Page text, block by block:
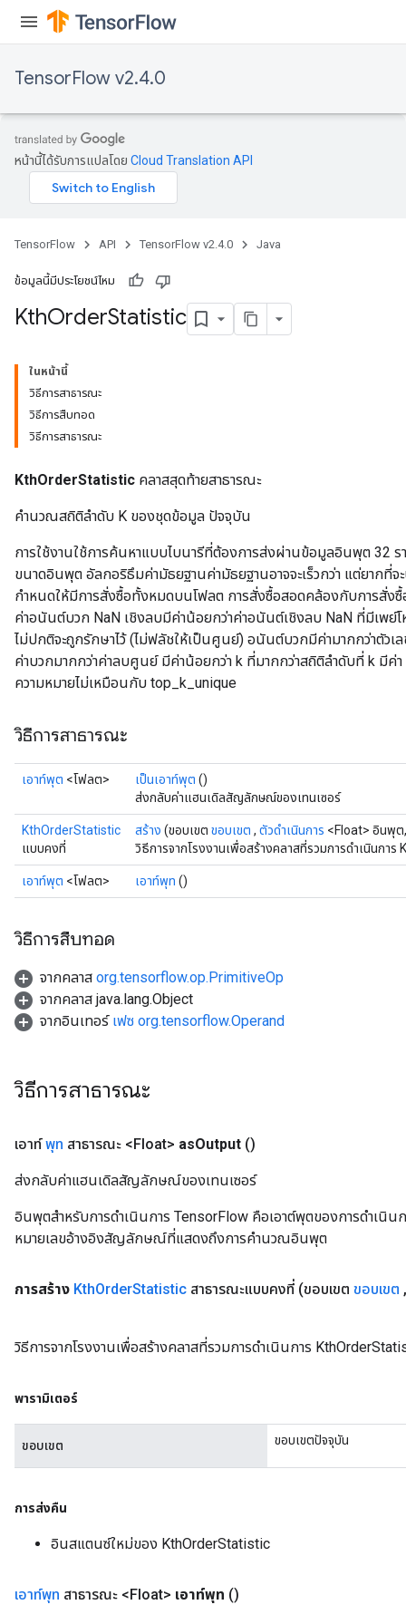
TensorFlow v2.4.0
หน้านี้ได้รับการแปลโดย Cloud Translation API
TensorFlow API TensorFlow v2.4.0 Java
ข้อมูลนี้มีประโยชน์ไหม
KthOrderStatistic
ในหน้านี้
วิธีการสาธารณะ
วิธีการสืบทอด
วิธีการสาธารณะ
KthOrderStatistic คลาสสุดท้ายสาธารณะ
คำนวณสถิติลำดับ K ของชุดข้อมูล ปัจจุบัน
การใช้งานใช้การค้นหาแบบไบนารีที่ต้องการส่งผ่านข้อมูลอินพุต 32 ร
ขนาดอินพุต อัลกอริธึมค่ามัธยฐานค่ามัธยฐานอาจจะเร็วกว่า แต่ยากที่จ
กำหนดให้มีการสั่งซื้อทั้งหมดบนโฟลต การสั่งซื้อสอดคล้องกับการสั่ง
ค่าอนันต์บวก NaN เชิงลบมีค่าน้อยกว่าค่าอนันต์เชิงลบ NaN ที่มีเพย์
ไม่ปกติจะถูกรักษาไว้ (ไม่ฟลัชให้เป็นศูนย์) อนันต์บวกมีค่ามากกว่าตัว
ค่าบวกมากกว่าค่าลบศูนย์ มีค่าน้อยกว่า k ที่มากกว่าสถิติลำดับที่ k มีค่
ความหมายไม่เหมือนกับ top_k_unique
วิธีการสาธารณะ
เอาท์พุต <โฟลต> เป็นเอาท์พุต ()
ส่งกลับค่าแฮนเดิลสัญลักษณ์ของเทนเซอร์
KthOrderStatistic
แบบคงที่
สร้าง (ขอบเขต ขอบเขต , ตัวดำเนินการ <Float> อินพุต
วิธีการจากโรงงานเพื่อสร้างคลาสที่รวมการดำเนินกา
เอาท์พุต <โฟลต> เอาท์พุท ()
วิธีการสืบทอด
จากคลาส org.tensorflow.op.PrimitiveOp
จากคลาส java.lang.Object
จากอินเทอร์ เฟซ org.tensorflow.Operand
วิธีการสาธารณะ
เอาท์พุท สาธารณะ <Float> asOutput ()
ส่งกลับค่าแฮนเดิลสัญลักษณ์ของเทนเซอร์
อินพุตสำหรับการดำเนินการ TensorFlow คือเอาต์พุตของการดำเนิน
หมายเลขอ้างอิงสัญลักษณ์ที่แสดงถึงการคำนวณอินพุต
การสร้าง KthOrderStatistic สาธารณะแบบคงที่ (ขอบเขต ขอบเขต ,
วิธีการจากโรงงานเพื่อสร้างคลาสที่รวมการดำเนินการ
พารามิเตอร์
ขอบเขต ขอบเขตปัจจุบัน
การส่งคืน
อินสแตนซ์ใหม่ของ KthOrderStatistic
เอาท์พุท สาธารณะ <Float> เอาท์พุท ()